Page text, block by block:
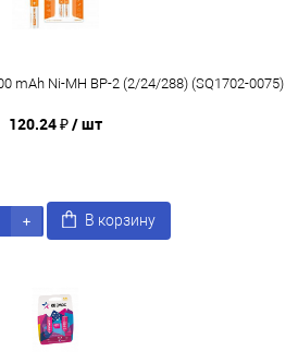
mAh Ni-MH BP-2 (2/24/288) (SQ1702-0075)
120.24 ₽/ шт
В корзину